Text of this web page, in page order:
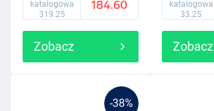
katalogowa
319.25
184.60
Zobacz
katalogowa
33.25
Zobacz
-38%